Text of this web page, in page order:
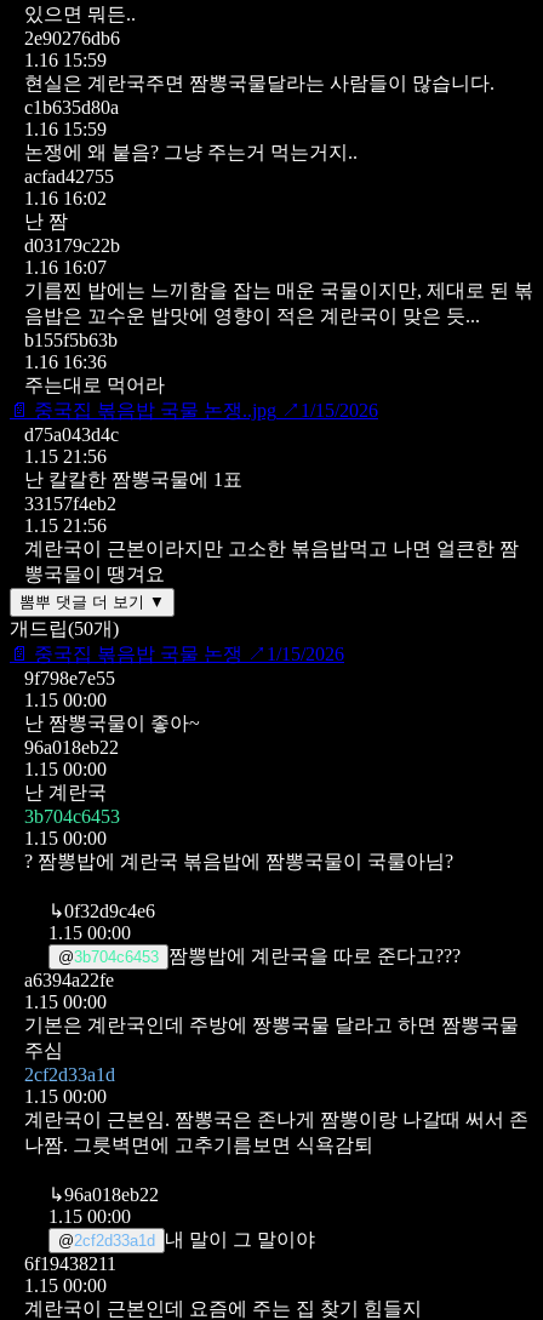
있으면 뭐든..
2e90276db6
1.16 15:59
현실은 계란국주면 짬뽕국물달라는 사람들이 많습니다.
c1b635d80a
1.16 15:59
논쟁에 왜 붙음? 그냥 주는거 먹는거지..
acfad42755
1.16 16:02
난 짬
d03179c22b
1.16 16:07
기름찐 밥에는 느끼함을 잡는 매운 국물이지만, 제대로 된 볶
음밥은 꼬수운 밥맛에 영향이 적은 계란국이 맞은 듯...
b155f5b63b
1.16 16:36
주는대로 먹어라
📄 중국집 볶음밥 국물 논쟁..jpg ↗ 1/15/2026
d75a043d4c
1.15 21:56
난 칼칼한 짬뽕국물에 1표
33157f4eb2
1.15 21:56
계란국이 근본이라지만 고소한 볶음밥먹고 나면 얼큰한 짬
뽕국물이 땡겨요
뽐뿌 댓글 더 보기 ▼
개드립(50개)
📄 중국집 볶음밥 국물 논쟁 ↗ 1/15/2026
9f798e7e55
1.15 00:00
난 짬뽕국물이 좋아~
96a018eb22
1.15 00:00
난 계란국
3b704c6453
1.15 00:00
? 짬뽕밥에 계란국 볶음밥에 짬뽕국물이 국룰아님?
↳0f32d9c4e6
1.15 00:00
@3b704c6453 짬뽕밥에 계란국을 따로 준다고???
a6394a22fe
1.15 00:00
기본은 계란국인데 주방에 짱뽕국물 달라고 하면 짬뽕국물
주심
2cf2d33a1d
1.15 00:00
계란국이 근본임. 짬뽕국은 존나게 짬뽕이랑 나갈때 써서 존
나짬. 그릇벽면에 고추기름보면 식욕감퇴
↳96a018eb22
1.15 00:00
@2cf2d33a1d
내 말이 그 말이야
6f19438211
1.15 00:00
계란국이 근본인데 요즘에 주는 집 찾기 힘들지